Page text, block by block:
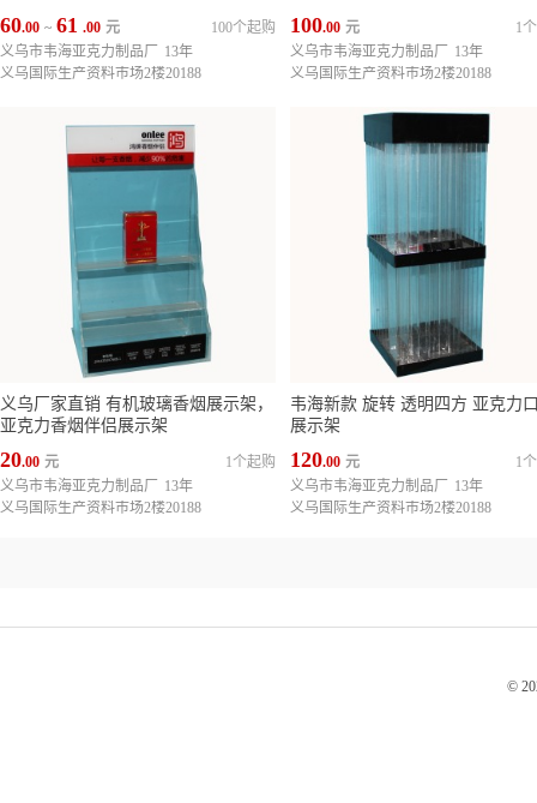
60.00 ~ 61 .00 元
100个起购
义乌市韦海亚克力制品厂
13年
义乌国际生产资料市场2楼20188
100.00 元
1
义乌市韦海亚克力制品厂
13年
义乌国际生产资料市场2楼20188
义乌厂家直销 有机玻璃香烟展示架，
亚克力香烟伴侣展示架
20.00 元
1个起购
义乌市韦海亚克力制品厂
13年
义乌国际生产资料市场2楼20188
韦海新款 旋转 透明四方 亚克力
展示架
120.00 元
1
义乌市韦海亚克力制品厂
13年
义乌国际生产资料市场2楼20188
©